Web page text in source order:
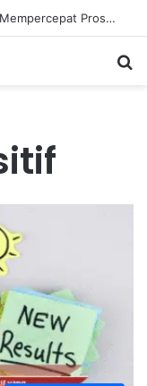
Memperkuat Kebiasaan Positif untuk Mempercepat Proses Pemulihan Mental Anda